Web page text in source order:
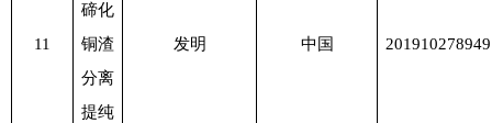
11
碲化
铜渣
分离
提纯
发明 中国